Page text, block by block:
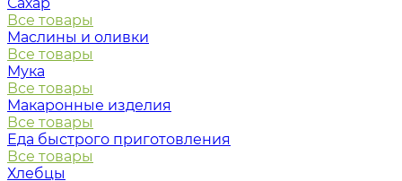
Все товары
Маслины и оливки
Все товары
Мука
Все товары
Макаронные изделия
Все товары
Еда быстрого приготовления
Все товары
Хлебцы